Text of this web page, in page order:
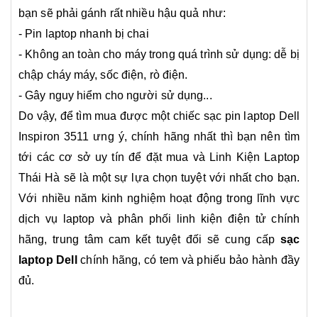
bạn sẽ phải gánh rất nhiều hậu quả như:
- Pin laptop nhanh bị chai
- Không an toàn cho máy trong quá trình sử dụng: dễ bị
chập cháy máy, sốc điện, rò điện.
- Gây nguy hiểm cho người sử dụng...
Do vậy, để tìm mua được một chiếc sạc pin laptop Dell
Inspiron 3511 ưng ý, chính hãng nhất thì bạn nên tìm
tới các cơ sở uy tín để đặt mua và Linh Kiện Laptop
Thái Hà sẽ là một sự lựa chọn tuyệt với nhất cho bạn.
Với nhiều năm kinh nghiệm hoạt động trong lĩnh vực
dịch vụ laptop và phân phối linh kiện điện tử chính
hãng, trung tâm cam kết tuyệt đối sẽ cung cấp sạc
laptop Dell
chính hãng, có tem và phiếu bảo hành đầy
đủ.